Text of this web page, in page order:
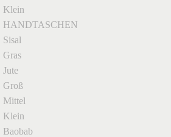
Klein
HANDTASCHEN
Sisal
Gras
Jute
Groß
Mittel
Klein
Baobab